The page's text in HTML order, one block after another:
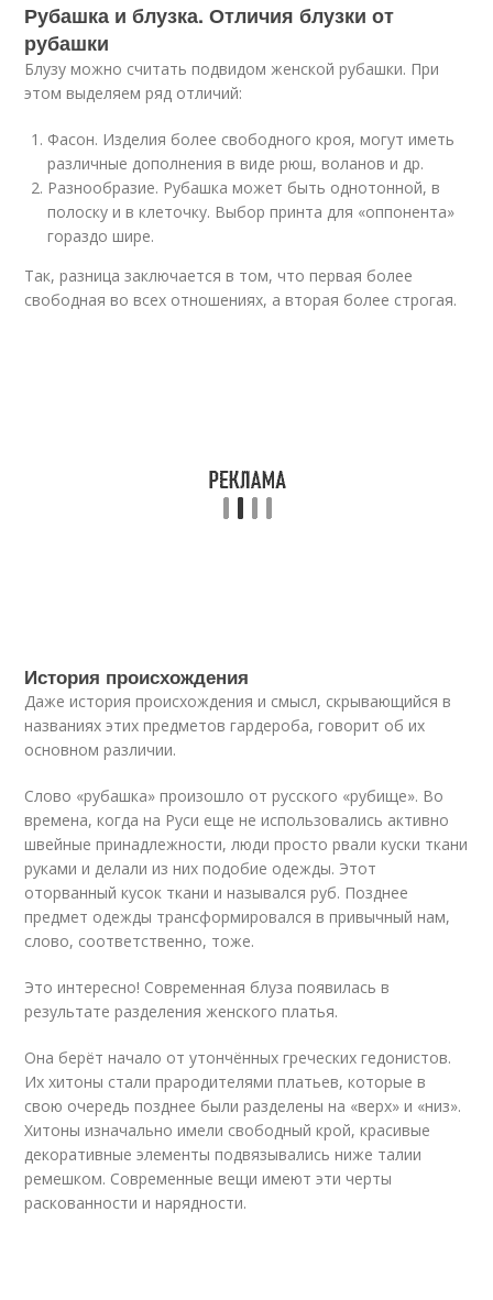
Рубашка и блузка. Отличия блузки от
рубашки
Блузу можно считать подвидом женской рубашки. При
этом выделяем ряд отличий:
Фасон. Изделия более свободного кроя, могут иметь
различные дополнения в виде рюш, воланов и др.
Разнообразие. Рубашка может быть однотонной, в
полоску и в клеточку. Выбор принта для «оппонента»
гораздо шире.
Так, разница заключается в том, что первая более
свободная во всех отношениях, а вторая более строгая.
История происхождения
Даже история происхождения и смысл, скрывающийся в
названиях этих предметов гардероба, говорит об их
основном различии.
Слово «рубашка» произошло от русского «рубище». Во
времена, когда на Руси еще не использовались активно
швейные принадлежности, люди просто рвали куски ткани
руками и делали из них подобие одежды. Этот
оторванный кусок ткани и назывался руб. Позднее
предмет одежды трансформировался в привычный нам,
слово, соответственно, тоже.
Это интересно! Современная блуза появилась в
результате разделения женского платья.
Она берёт начало от утончённых греческих гедонистов.
Их хитоны стали прародителями платьев, которые в
свою очередь позднее были разделены на «верх» и «низ».
Хитоны изначально имели свободный крой, красивые
декоративные элементы подвязывались ниже талии
ремешком. Современные вещи имеют эти черты
раскованности и нарядности.